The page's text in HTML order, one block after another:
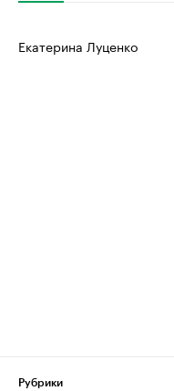
Екатерина Луценко
Рубрики